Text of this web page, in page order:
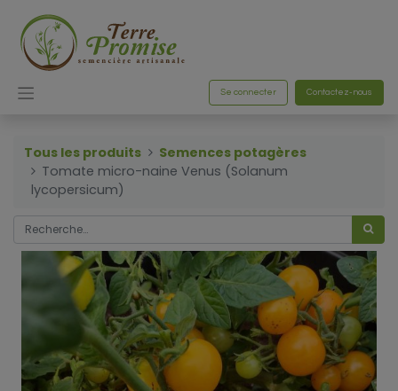
Se connecter Contactez-nous
Tous les produits
Semences potagères
Tomate micro-naine Venus (Solanum
lycopersicum)